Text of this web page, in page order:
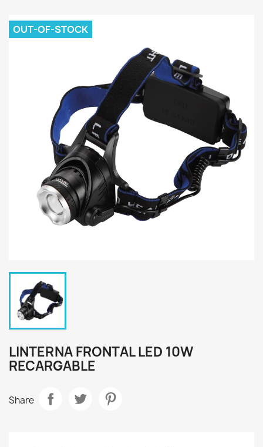
OUT-OF-STOCK
LINTERNA FRONTAL LED 10W
RECARGABLE
Share